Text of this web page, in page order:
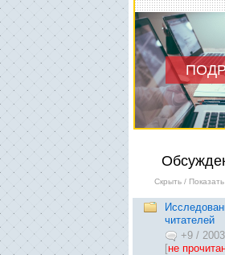
Скрыть / Показать
читателей
+9 /
[не